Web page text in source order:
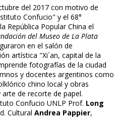
del 2017 con motivo de
Confucio" y el 68°
República Popular China el
del Museo de La Plata
en el salón de
artística "Xi´an, capital de la
fotografías de la ciudad
y docentes argentinos como
chino local y obras
de recorte de papel.
Confucio UNLP Prof. Long
Cultural Andrea Pappier,